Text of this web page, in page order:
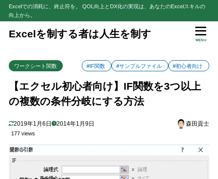
Excelでの消耗に、終止符を。 QOL向上とDX化の実現は、あなたのExcelスキルの
向上から。
Excelを制する者は人生を制す
MENU
ワークシート関数 #IF関数 #サンプルファイル #初心者向け
【エクセル初心者向け】IF関数を3つ以上
の複数の条件分岐にする方法
2019年1月6日 2014年1月9日 森田貢士
177 views
目次
2 IF関数の条件分岐を増やしたい！
3 IF関数を入れ子（ネスト）するとは？
4 サンプルファイルで練習しよう！
5 【注意点】ネストはほどほどに
5.2 IFS関数を使う方法